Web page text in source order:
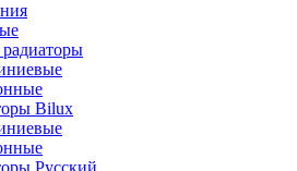
Bilux